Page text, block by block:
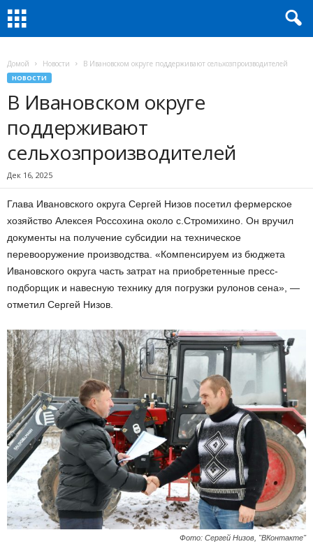
Домой Новости В Ивановском округе поддерживают сельхозпроизводителей
НОВОСТИ
В Ивановском округе
поддерживают
сельхозпроизводителей
Дек 16, 2025
Глава Ивановского округа Сергей Низов посетил фермерское
хозяйство Алексея Россохина около с.Стромихино. Он вручил
документы на получение субсидии на техническое
перевооружение производства. «Компенсируем из бюджета
Ивановского округа часть затрат на приобретенные пресс-
подборщик и навесную технику для погрузки рулонов сена», —
отметил Сергей Низов.
Фото: Сергей Низов, "ВКонтакте"